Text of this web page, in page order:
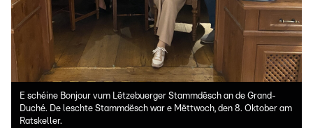
E schéine Bonjour vum Lëtzebuerger Stammdësch an de Grand-
Duché. De leschte Stammdësch war e Mëttwoch, den 8. Oktober am
Ratskeller.